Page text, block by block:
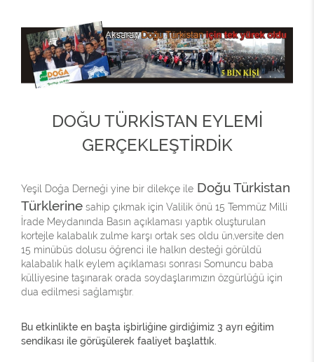
DOĞU TÜRKİSTAN EYLEMİ
GERÇEKLEŞTİRDİK
Yeşil Doğa Derneği yine bir dilekçe ile Doğu Türkistan
Türklerine sahip çıkmak için Valilik önü 15 Temmüz Milli
İrade Meydanında Basın açıklaması yaptık oluşturulan
kortejle kalabalık zulme karşı ortak ses oldu ün,versite den
15 minübüs dolusu öğrenci ile halkın desteği görüldü
kalabalık halk eylem açıklaması sonrası Somuncu baba
külliyesine taşınarak orada soydaşlarımızın özgürlüğü için
dua edilmesi sağlamıştır.
Bu etkinlikte en başta işbirliğine girdiğimiz 3 ayrı eğitim
sendikası ile görüşülerek faaliyet başlattık.